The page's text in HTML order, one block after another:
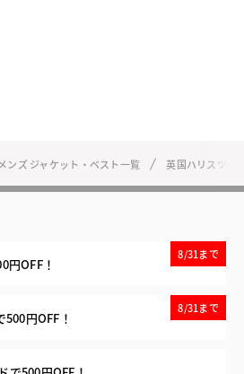
メンズ ジャケット・ベスト一覧 英国ハリスツイ
円OFF！
8/31まで
円OFF！
8/31まで